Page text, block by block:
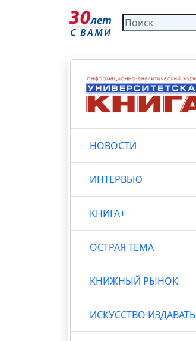
НОВОСТИ
ИНТЕРВЬЮ
КНИГА+
ОСТРАЯ ТЕМА
КНИЖНЫЙ РЫНОК
ИСКУССТВО ИЗДАВАТЬ